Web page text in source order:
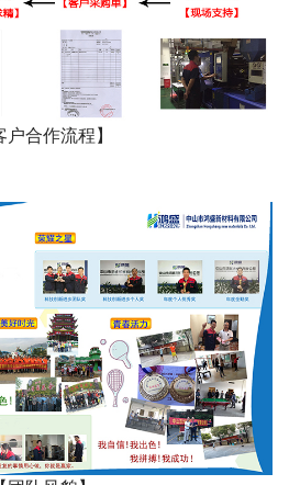
户合作流程】